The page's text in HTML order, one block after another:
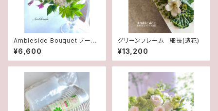
Ambleside Bouquet ブーケ
S
¥6,600
グリーンフレーム 細長(造花)
¥13,200